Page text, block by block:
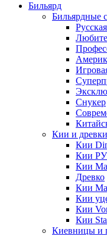
Бильярд
Бильярдные
Снукер
Кии и древки
Кии
Кии
Кии
Древко
Кии
Кии
Кии
Кии
Киевницы и